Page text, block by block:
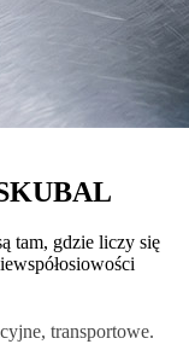
tam, gdzie liczy się
transportowe.